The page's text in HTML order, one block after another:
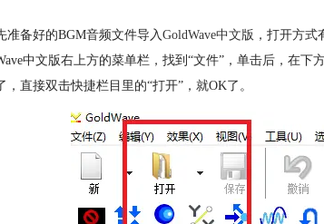
准备好的BGM音频文件导入GoldWave中文版 ，打开方式
中文版右上方的菜单栏，找到“文件”，单击后，在下
直接双击快捷栏目里的“打开”，就OK了。